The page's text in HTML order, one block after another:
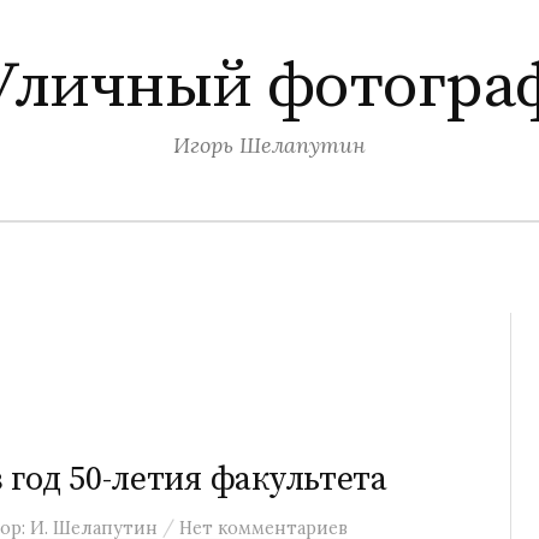
Игорь Шелапутин
50-летия факультета
И. Шелапутин / Нет комментариев